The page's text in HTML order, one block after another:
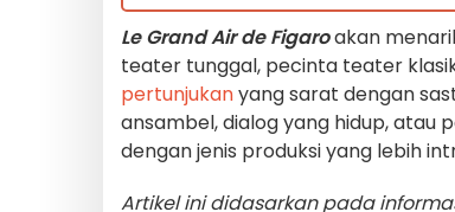
Le Grand Air de Figaroakan
teater tunggal, pecinta teater
pertunjukanyang sarat dengan
ansambel, dialog yang hidup, atau
dengan jenis produksi yang lebih
Artikel ini didasarkan pada